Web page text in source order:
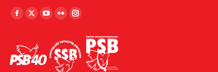
Encontre-nos em:
Facebook
opens
in
X
opens
in
YouTube
opens
in
new
Flickr
opens
in
new
Instagram
opens
in